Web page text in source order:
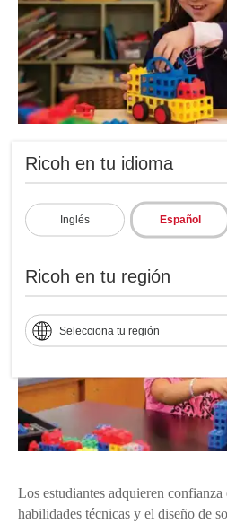
Ricoh en tu idioma
Inglés Español
Ricoh en tu región
Selecciona tu región
Los niños necesitan fluidez en los
aprendizaje continuo.
Fundamentos STEAM
Los estudiantes adquieren
habilidades técnicas y el diseño de